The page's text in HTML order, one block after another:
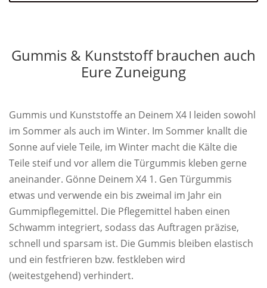
Gummis & Kunststoff brauchen auch
Eure Zuneigung
Gummis und Kunststoffe an Deinem X4 I leiden sowohl
im Sommer als auch im Winter. Im Sommer knallt die
Sonne auf viele Teile, im Winter macht die Kälte die
Teile steif und vor allem die Türgummis kleben gerne
aneinander. Gönne Deinem X4 1. Gen Türgummis
etwas und verwende ein bis zweimal im Jahr ein
Gummipflegemittel. Die Pflegemittel haben einen
Schwamm integriert, sodass das Auftragen präzise,
schnell und sparsam ist. Die Gummis bleiben elastisch
und ein festfrieren bzw. festkleben wird
(weitestgehend) verhindert.